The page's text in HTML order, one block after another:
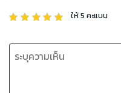
แล้วในด้านของการแพทย์ มีส่
คำตอบ… อยู่ในมือคุณแล้ว
ให้5 คะแนน